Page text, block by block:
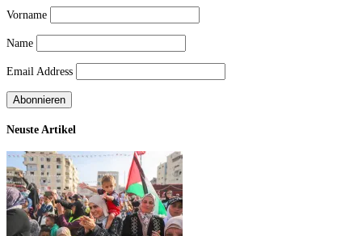
Vorname
Name
Email Address
Neuste Artikel